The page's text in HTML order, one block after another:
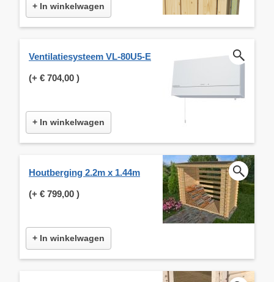
+ In winkelwagen
Ventilatiesysteem VL-80U5-E
(+ € 704,00 )
+ In winkelwagen
Houtberging 2.2m x 1.44m
(+ € 799,00 )
+ In winkelwagen